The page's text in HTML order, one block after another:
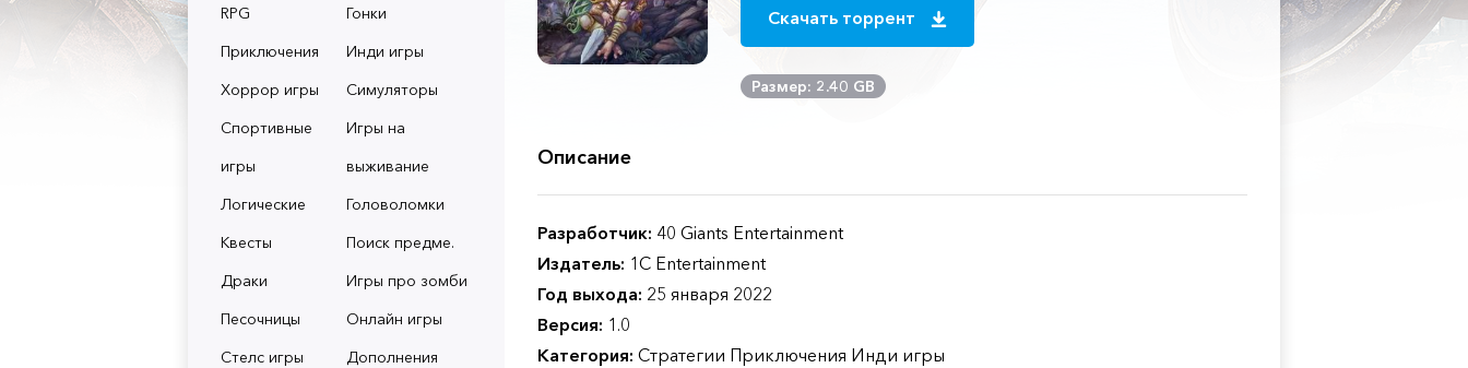
RPG
Гонки
Приключения
Инди игры
Хоррор игры
Симуляторы
Спортивные
игры
Игры на
выживание
Логические
Головоломки
Квесты
Поиск предме.
Драки
Игры про зомби
Песочницы
Онлайн игры
Стелс игры
Дополнения
Скачать торрент
Размер: 2.40 GB
Описание
Разработчик: 40 Giants Entertainment
Издатель: 1C Entertainment
Год выхода: 25 января 2022
Версия: 1.0
Категория: Стратегии Приключения Инди игры